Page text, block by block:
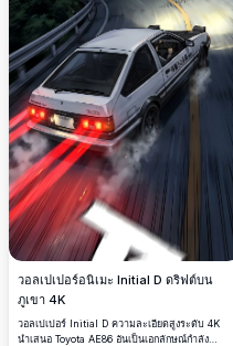
วอลเปเปอร์อนิเมะ Initial D ดริฟต์บน
ภูเขา 4K
วอลเปเปอร์ Initial D ความละเอียดสูงระดับ 4K
นำเสนอ Toyota AE86 อันเป็นเอกลักษณ์กำลัง